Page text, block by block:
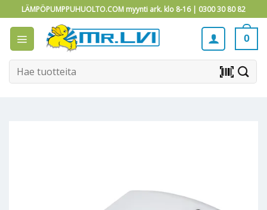
to
content
LÄMPÖPUMPPUHUOLTO.COM myynti ark. klo 8-16 | 0300 30 80 82
0
Etsi: barcode_scanner